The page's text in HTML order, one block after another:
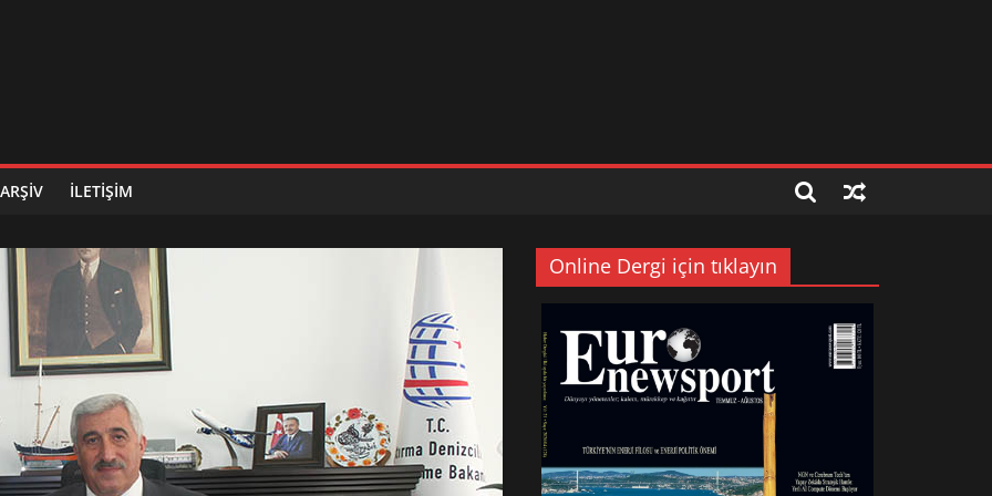
ARŞIV İLETIŞIM
Online Dergi için tıklayın